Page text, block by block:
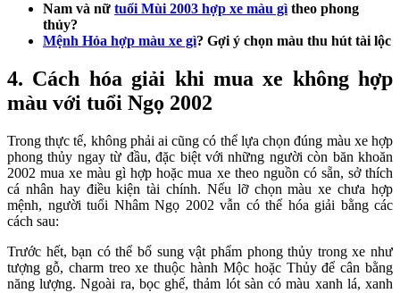
Nam và nữ tuổi Mùi 2003 hợp xe màu gì theo phong
thủy?
Mệnh Hỏa hợp màu xe gì? Gợi ý chọn màu thu hút tài lộc
4. Cách hóa giải khi mua xe không hợp
màu với tuổi Ngọ 2002
Trong thực tế, không phải ai cũng có thể lựa chọn đúng màu xe hợp
phong thủy ngay từ đầu, đặc biệt với những người còn băn khoăn
2002 mua xe màu gì hợp hoặc mua xe theo nguồn có sẵn, sở thích
cá nhân hay điều kiện tài chính. Nếu lỡ chọn màu xe chưa hợp
mệnh, người tuổi Nhâm Ngọ 2002 vẫn có thể hóa giải bằng các
cách sau:
Trước hết, bạn có thể bổ sung vật phẩm phong thủy trong xe như
tượng gỗ, charm treo xe thuộc hành Mộc hoặc Thủy để cân bằng
năng lượng. Ngoài ra, bọc ghế, thảm lót sàn có màu xanh lá, xanh